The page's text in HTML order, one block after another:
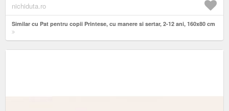
nichiduta.ro
Similar cu Pat pentru copii Printese, cu manere si sertar, 2-12 ani, 160x80 cm